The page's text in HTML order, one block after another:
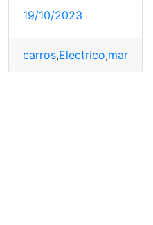
19/10/2023
carros,Electrico,marca